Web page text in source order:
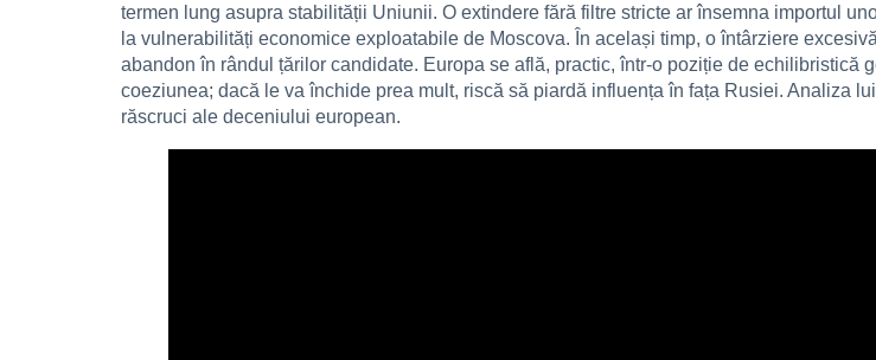
termen lung asupra stabilității Uniunii. O extindere fără filtre stricte ar însemna importul
la vulnerabilități economice exploatabile de Moscova. În același timp, o întârziere
abandon în rândul țărilor candidate. Europa se află, practic, într-o poziție de
coeziunea; dacă le va închide prea mult, riscă să piardă influența în fața Rusiei. Analiza
răscruci ale deceniului european.